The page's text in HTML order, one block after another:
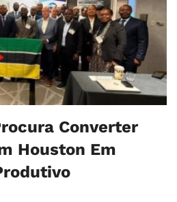
Converter
Houston Em